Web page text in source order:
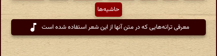
حاشیه‌ها
معرفی ترانه‌هایی که در متن آنها از این شعر استفاده شده است